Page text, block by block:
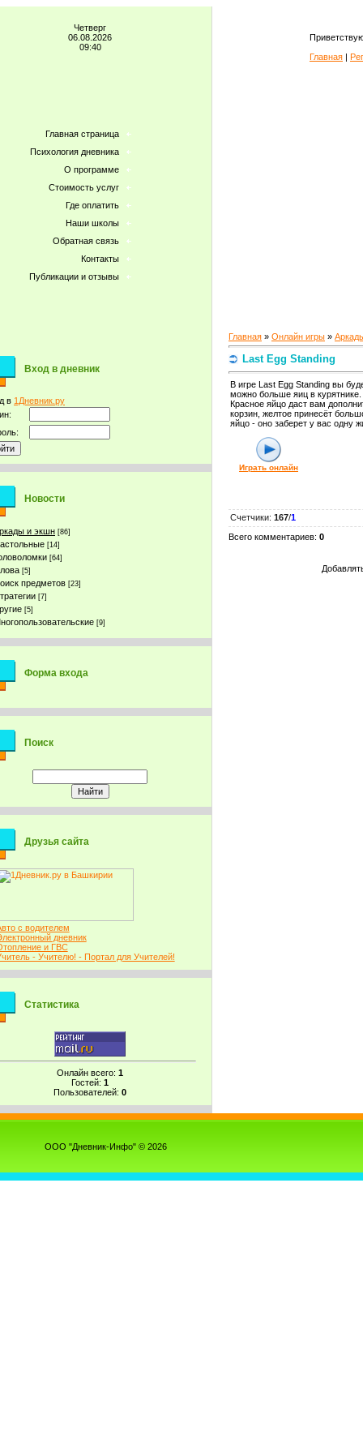
Четверг
06.08.2026
09:40
Главная страница
Психология дневника
О программе
Стоимость услуг
Где оплатить
Наши школы
Обратная связь
Контакты
Публикации и отзывы
Вход в дневник
в 1Дневник.ру
Новости
и экшн [86]
[14]
[64]
[5]
предметов [23]
[7]
[5]
[9]
Форма входа
Поиск
Друзья сайта
с водителем
дневник
и ГВС
- Учителю! - Портал для Учителей!
Статистика
Онлайн всего: 1
Гостей: 1
Пользователей: 0
Главная |
Главная » Онлайн игры »
Last Egg Standing
В игре Last Egg Standing вы
можно больше яиц в
Красное яйцо даст вам
корзин, желтое принесёт
яйцо - оно заберет у вас одну
Играть онлайн
Счетчики: 167/1
Всего комментариев: 0
ООО "Дневник-Инфо" © 2026